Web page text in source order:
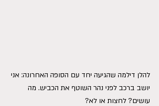
להלן דילמה שהגיעה יחד עם הסופה האחרונה: אני
יושב ברכב לפני נהר השוטף את הכביש. מה
עושים? לחצות או לא?